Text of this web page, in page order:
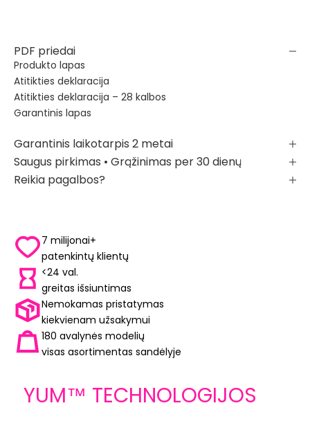
PDF priedai
Produkto lapas
Atitikties deklaracija
Atitikties deklaracija – 28 kalbos
Garantinis lapas
Garantinis laikotarpis 2 metai
Saugus pirkimas • Grąžinimas per 30 dienų
Reikia pagalbos?
7 milijonai+
patenkintų klientų
<24 val.
greitas išsiuntimas
Nemokamas pristatymas
kiekvienam užsakymui
180 avalynės modelių
visas asortimentas sandėlyje
YUM™ TECHNOLOGIJOS
YUM™ TECHNOLOGIJOS
pagrindas